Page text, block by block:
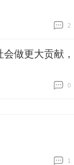
2
会做更大贡献
0
1